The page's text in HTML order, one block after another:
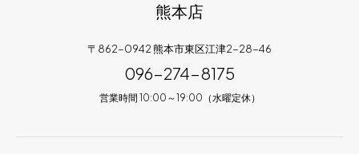
熊本店
〒862-0942 熊本市東区江津2-28-46
096-274-8175
営業時間 10:00～19:00（水曜定休）